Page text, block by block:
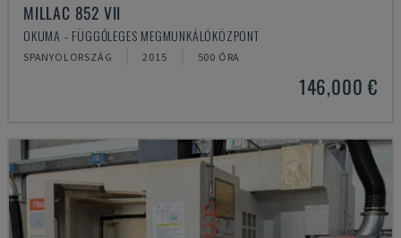
MILLAC 852 VII
OKUMA - FÜGGŐLEGES MEGMUNKÁLÓKÖZPONT
SPANYOLORSZÁG 2015 500 ÓRA
146,000 €